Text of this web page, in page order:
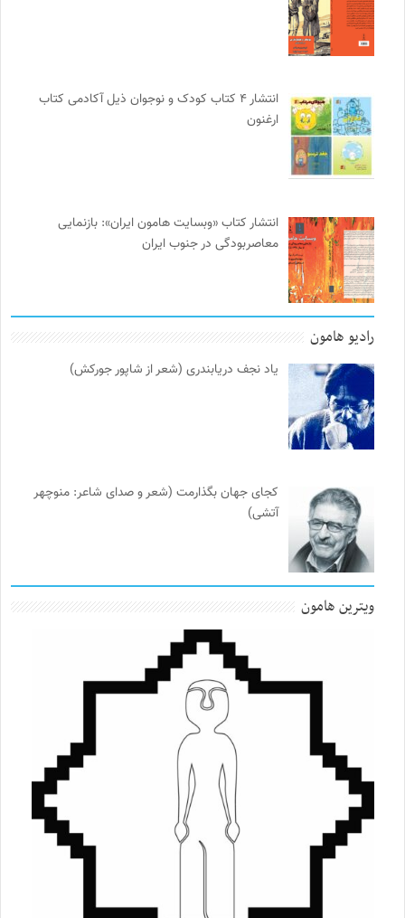
انتشار ۴ کتاب کودک و نوجوان ذیل آکادمی کتاب
ارغنون
انتشار کتاب «وبسایت هامون ایران»: بازنمایی
معاصربودگی در جنوب ایران
رادیو هامون
یاد نجف دریابندری (شعر از شاپور جورکش)
کجای جهان بگذارمت (شعر و صدای شاعر: منوچهر
آتشی)
ویترین هامون